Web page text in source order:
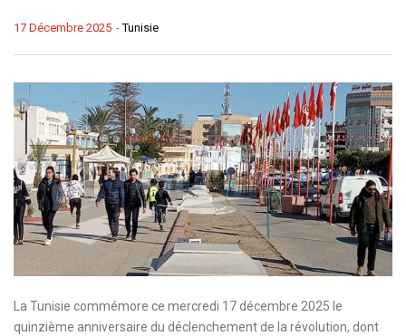
-Tunisie
17 Décembre 2025
La Tunisie commémore ce mercredi 17 décembre 2025 le
quinzième anniversaire du déclenchement de la révolution, dont